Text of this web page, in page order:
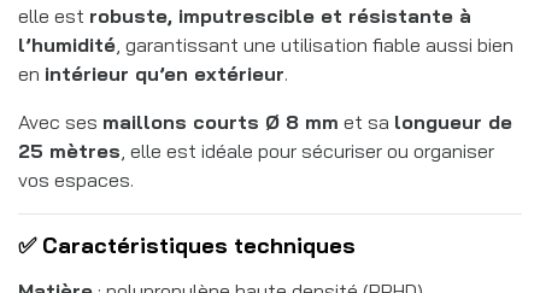
elle est robuste, imputrescible et résistante à
l’humidité , garantissant une utilisation fiable aussi bien
en intérieur qu’en extérieur.
Avec ses maillons courts Ø 8 mm et sa longueur de
25 mètres , elle est idéale pour sécuriser ou organiser
vos espaces.
✅ Caractéristiques techniques